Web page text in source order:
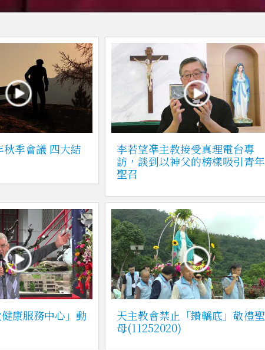
季會議 四大結
李若望凖主教接受真理電台專
訪，談到以神父的榜樣吸引青年
聖召
康服務中心」動
天主教會禁止「鑽轎底」敬禮聖
母(11252020)